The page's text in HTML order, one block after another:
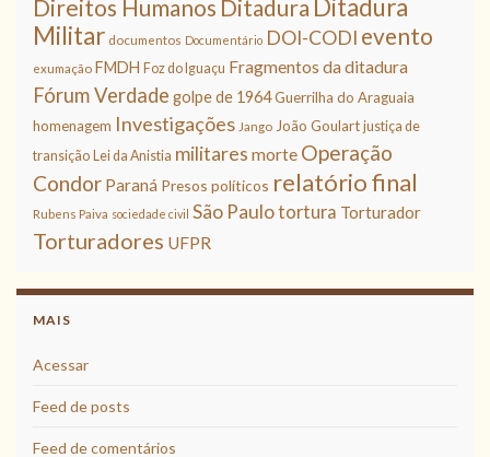
Direitos Humanos Ditadura Ditadura
Militar documentos Documentário DOI-CODI evento
exumação FMDH Foz do Iguaçu Fragmentos da ditadura
Fórum Verdade golpe de 1964Guerrilha do Araguaia
homenagem Investigações Jango João Goulart justiça de
transição Lei da Anistia militares morte Operação
Condor Paraná Presos políticos relatório final
Rubens Paiva sociedade civil São Paulotortura Torturador
Torturadores UFPR
MAIS
Acessar
Feed de posts
Feed de comentários